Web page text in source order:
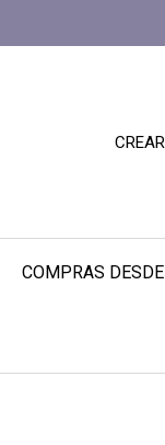
COMPRAS